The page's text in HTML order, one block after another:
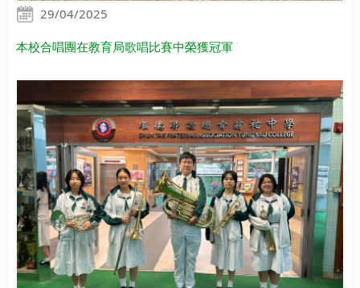
29/04/2025
本校合唱團在教育局歌唱比賽中榮獲冠軍